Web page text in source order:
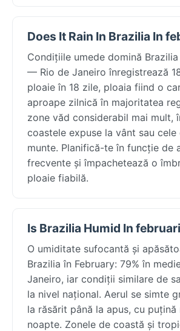
Does It Rain In Brazilia In
Condițiile umede domină
— Rio de Janeiro înregistrează
ploaie în 18 zile, ploaia fiind o
aproape zilnică în majoritatea
zone văd considerabil mai mult,
coastele expuse la vânt sau
munte. Planifică-te în funcție de
frecvente și împachetează o
ploaie fiabilă.
Is Brazilia Humid In
O umiditate sufocantă și
Brazilia în February: 79% în
Janeiro, iar condiții similare de
la nivel național. Aerul se simte
la răsărit până la apus, cu
noapte. Zonele de coastă și